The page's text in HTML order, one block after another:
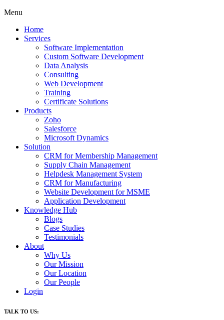
Menu
Home
Services
Software Implementation
Custom Software Development
Data Analysis
Consulting
Web Development
Training
Certificate Solutions
Products
Zoho
Salesforce
Microsoft Dynamics
Solution
CRM for Membership Management
Supply Chain Management
Helpdesk Management System
CRM for Manufacturing
Website Development for MSME
Application Development
Knowledge Hub
Blogs
Case Studies
Testimonials
About
Why Us
Our Mission
Our Location
Our People
Login
TALK TO US: